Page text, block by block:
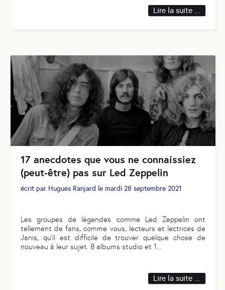
Lire la suite ...
17 anecdotes que vous ne connaissiez
(peut-être) pas sur Led Zeppelin
écrit par Hugues Ranjard le mardi 28 septembre 2021
Les groupes de légendes comme Led Zeppelin ont
tellement de fans, comme vous, lecteurs et lectrices de
Janis, qu'il est difficile de trouver quelque chose de
nouveau à leur sujet. 8 albums studio et 1
Lire la suite ...